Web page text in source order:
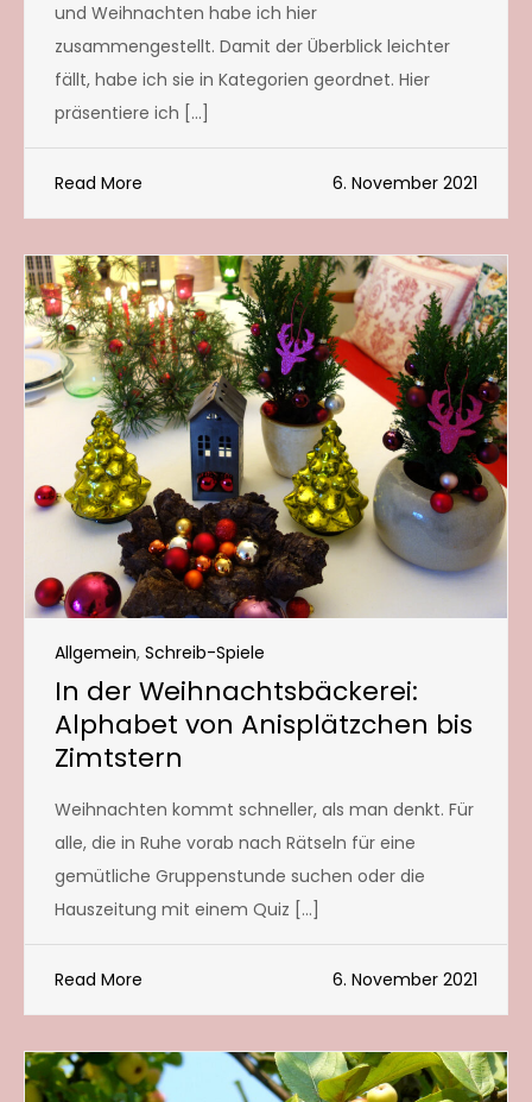
und Weihnachten habe ich hier
zusammengestellt. Damit der Überblick leichter
fällt, habe ich sie in Kategorien geordnet. Hier
präsentiere ich […]
Read More 6. November 2021
Allgemein, Schreib-Spiele
In der Weihnachtsbäckerei:
Alphabet von Anisplätzchen bis
Zimtstern
Weihnachten kommt schneller, als man denkt. Für
alle, die in Ruhe vorab nach Rätseln für eine
gemütliche Gruppenstunde suchen oder die
Hauszeitung mit einem Quiz […]
Read More 6. November 2021